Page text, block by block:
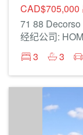
CAD$705,000
71 88
经纪公司:
3
3